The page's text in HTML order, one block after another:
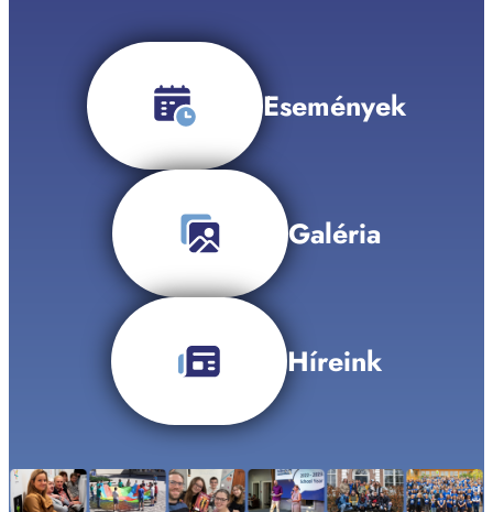
Események
Galéria
Híreink